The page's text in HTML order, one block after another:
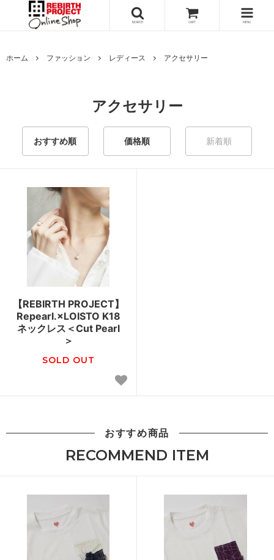
SEARCH CART MENU
ホーム ファッション レディース アクセサリー
アクセサリー
おすすめ順 価格順 新着順
【REBIRTH PROJECT】
Repearl.×LOISTO K18
ネックレス＜Cut Pearl
＞
SOLD OUT
おすすめ商品
RECOMMEND ITEM